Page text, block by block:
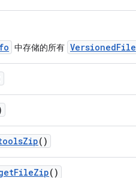
中存储的所有 VersionedFile
Zip()
FileZip()